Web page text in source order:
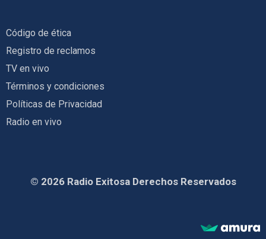
Código de ética
Registro de reclamos
TV en vivo
Términos y condiciones
Políticas de Privacidad
Radio en vivo
© 2026 Radio Exitosa Derechos Reservados